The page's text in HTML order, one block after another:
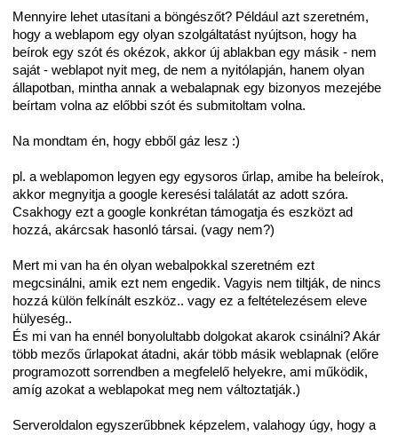
Mennyire lehet utasítani a böngészőt? Például azt szeretném,
hogy a weblapom egy olyan szolgáltatást nyújtson, hogy ha
beírok egy szót és okézok, akkor új ablakban egy másik - nem
saját - weblapot nyit meg, de nem a nyitólapján, hanem olyan
állapotban, mintha annak a webalapnak egy bizonyos mezejébe
beírtam volna az előbbi szót és submitoltam volna.
Na mondtam én, hogy ebből gáz lesz :)
pl. a weblapomon legyen egy egysoros űrlap, amibe ha beleírok,
akkor megnyitja a google keresési találatát az adott szóra.
Csakhogy ezt a google konkrétan támogatja és eszközt ad
hozzá, akárcsak hasonló társai. (vagy nem?)
Mert mi van ha én olyan webalpokkal szeretném ezt
megcsinálni, amik ezt nem engedik. Vagyis nem tiltják, de nincs
hozzá külön felkínált eszköz.. vagy ez a feltételezésem eleve
hülyeség..
És mi van ha ennél bonyolultabb dolgokat akarok csinálni? Akár
több mezős űrlapokat átadni, akár több másik weblapnak (előre
programozott sorrendben a megfelelő helyekre, ami működik,
amíg azokat a weblapokat meg nem változtatják.)
Serveroldalon egyszerűbbnek képzelem, valahogy úgy, hogy a